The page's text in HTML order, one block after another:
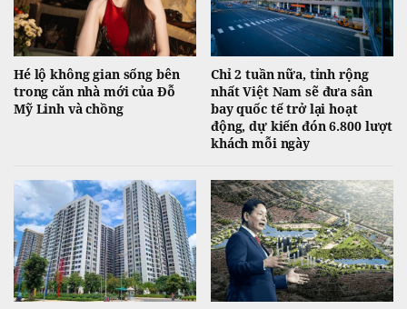
Hé lộ không gian sống bên
trong căn nhà mới của Đỗ
Mỹ Linh và chồng
Chỉ 2 tuần nữa, tỉnh rộng
nhất Việt Nam sẽ đưa sân
bay quốc tế trở lại hoạt
động, dự kiến đón 6.800 lượt
khách mỗi ngày